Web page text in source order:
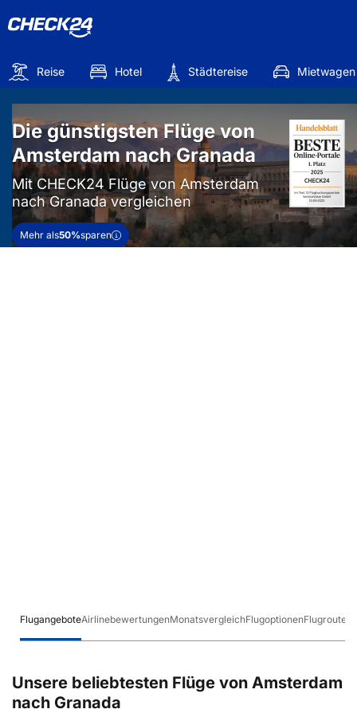
Reise Hotel Städtereise Mietwagen
Die günstigsten Flüge von
Amsterdam nach Granada
Mit CHECK24 Flüge von Amsterdam
nach Granada vergleichen
Mehr als50%sparen
FlugangeboteAirlinebewertungenMonatsvergleichFlugoptionenFlugrouten
Unsere beliebtesten Flüge von Amsterdam
nach Granada